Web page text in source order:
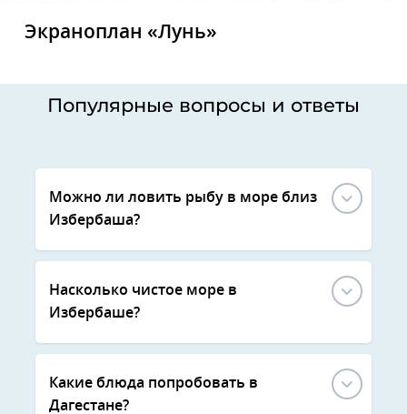
Экраноплан «Лунь»
Популярные вопросы и ответы
Можно ли ловить рыбу в море близ
Избербаша?
Насколько чистое море в
Избербаше?
Какие блюда попробовать в
Дагестане?